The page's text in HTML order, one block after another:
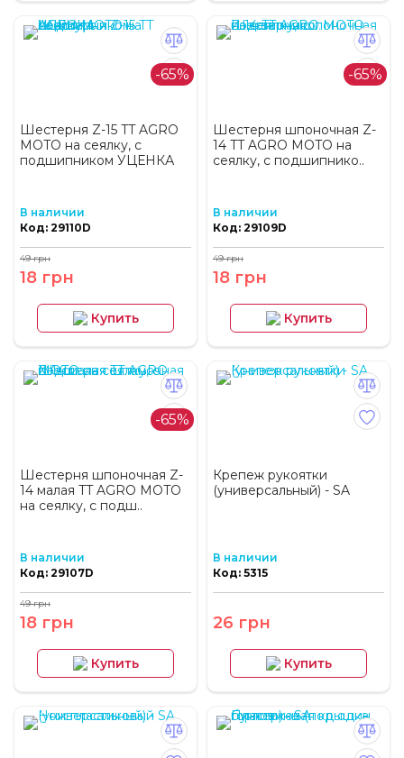
-65%
Шестерня Z-15 TT AGRO
MOTO на сеялку, с
подшипником УЦЕНКА
В наличии
Код: 29110D
18 грн
49 грн
Купить
-65%
Шестерня шпоночная Z-
14 TT AGRO MOTO на
сеялку, с подшипнико..
В наличии
Код: 29109D
18 грн
49 грн
Купить
-65%
Шестерня шпоночная Z-
14 малая TT AGRO MOTO
на сеялку, с подш..
В наличии
Код: 29107D
18 грн
49 грн
Купить
Крепеж рукоятки
(универсальный) - SA
В наличии
Код: 5315
26 грн
Купить